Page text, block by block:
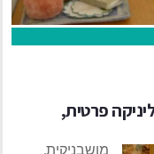
פרטית,
מושבניקית,